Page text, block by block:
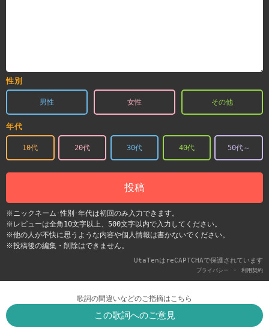
性別
男性 女性 その他
年代
10代 20代 30代 40代 50代～
投稿
※ニックネーム･性別･年代は初回のみ入力できます。
※レビューは全角10文字以上、500文字以内で入力してください。
※他の人が不快に思うような内容や個人情報は書かないでください。
※投稿後の編集・削除はできません。
UtaTenはreCAPTCHAで保護されています
プライバシー - 利用契約
歌詞の間違いなどのご指摘はこちら
この歌詞へのご意見